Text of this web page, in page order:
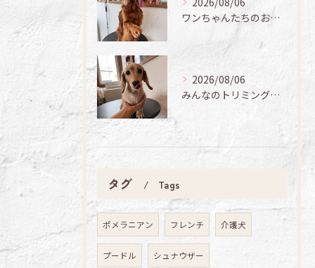
ワンちゃんたちのお手入れ日記🐶✨
2026/08/06
みんなのトリミング日記🌟
タグ Tags
ポメラニアン フレンチ 介護犬
プードル シュナウザー